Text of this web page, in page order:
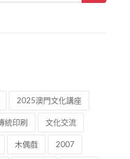
2025澳門文化講座
統印刷 文化交流
木偶戲 2007